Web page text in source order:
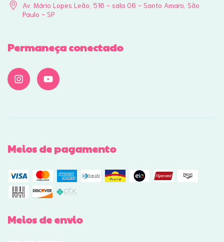
Av. Mário Lopes Leão, 516 - sala 06 - Santo Amaro, São
Paulo - SP
Permaneça conectado
Meios de pagamento
Meios de envio